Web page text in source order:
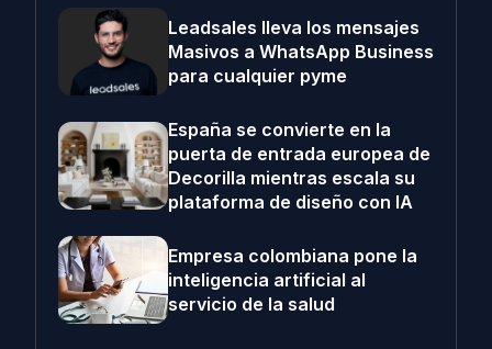
Leadsales lleva los mensajes
Masivos a WhatsApp Business
para cualquier pyme
España se convierte en la
puerta de entrada europea de
Decorilla mientras escala su
plataforma de diseño con IA
Empresa colombiana pone la
inteligencia artificial al
servicio de la salud